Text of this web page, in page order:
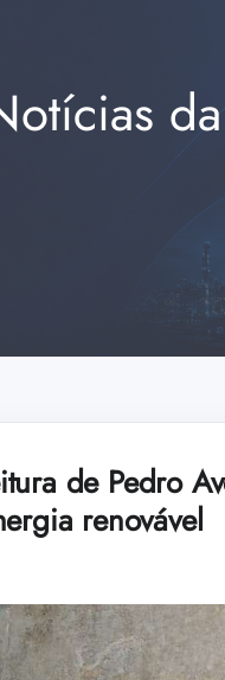
de Pedro
renovável